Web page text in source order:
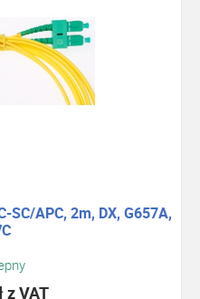
APC, 2m, DX, G657A,
z VAT